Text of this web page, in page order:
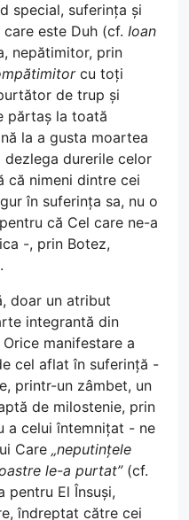
special, suferința și
este Duh (cf. Ioan
nepătimitor, prin
cu toți
de trup și
părtaș la toată
la a gusta moartea
dezlega durerile celor
că nimeni dintre cei
în suferința sa, nu o
că Cel care ne-a
-, prin Botez,
doar un atribut
integrantă din
manifestare a
cel aflat în suferință -
printr-un zâmbet, un
de milostenie, prin
a celui întemnițat - ne
Care „neputințele
le-a purtat”(cf.
pentru El Însuși,
îndreptat către cei